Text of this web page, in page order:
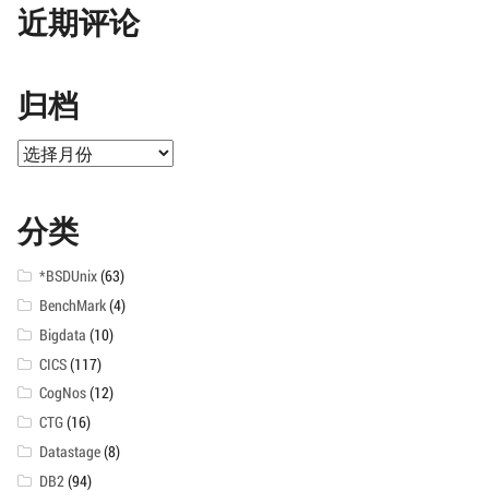
近期评论
归档
归
分类
*BSDUnix(63)
BenchMark(4)
Bigdata (10)
CICS(117)
CogNos(12)
CTG(16)
Datastage(8)
DB2(94)